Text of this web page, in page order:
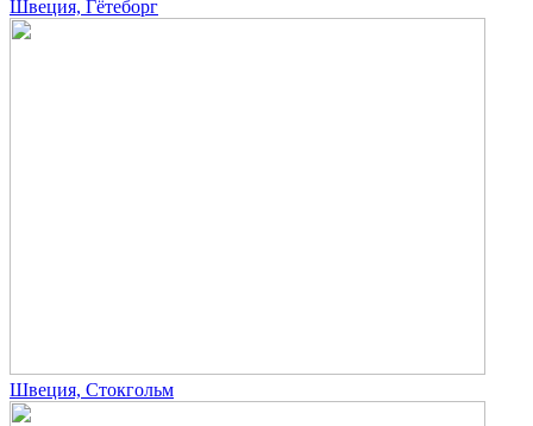
Швеция, Гётеборг
Швеция, Стокгольм